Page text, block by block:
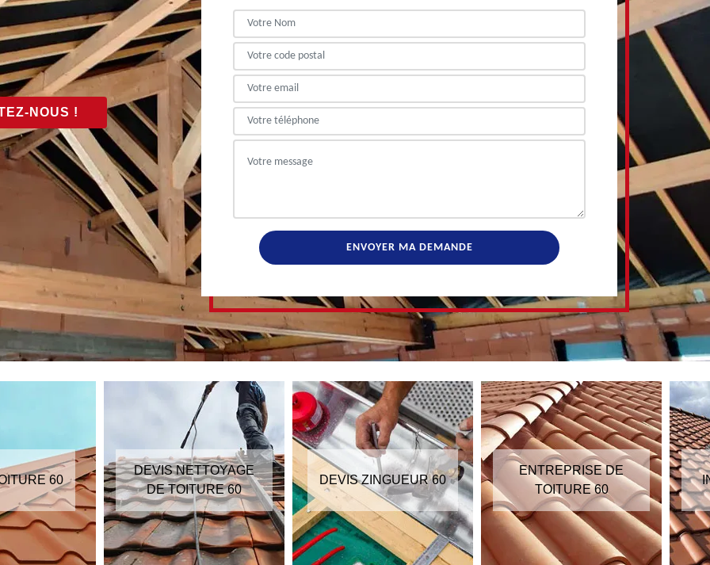
NOUS !
60
DEVIS NETTOYAGE
DE TOITURE 60
DEVIS ZINGUEUR 60
ENTREPRISE DE
TOITURE 60